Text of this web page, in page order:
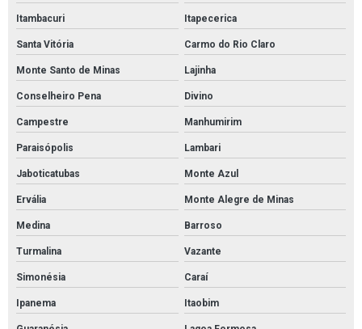
Cordão absorvente para líquidos agressivos
Tubolit manta isolante
Tubolit para isolamento de tubulação
Tubolit tubos isolantes
Itambacuri Itapecerica
Santa Vitória Carmo do Rio Claro
Monte Santo de Minas Lajinha
Conselheiro Pena Divino
Campestre Manhumirim
Paraisópolis Lambari
Jaboticatubas Monte Azul
Ervália Monte Alegre de Minas
Medina Barroso
Turmalina Vazante
Simonésia Caraí
Ipanema Itaobim